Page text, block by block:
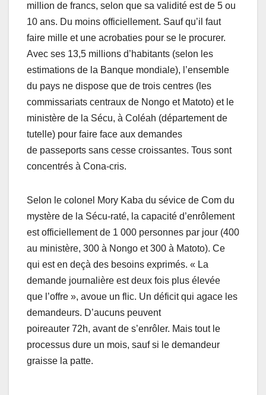
million de francs, selon que sa validité est de 5 ou
10 ans. Du moins officiellement. Sauf qu’il faut
faire mille et une acrobaties pour se le procurer.
Avec ses 13,5 millions d’habitants (selon les
estimations de la Banque mondiale), l’ensemble
du pays ne dispose que de trois centres (les
commissariats centraux de Nongo et Matoto) et le
ministère de la Sécu, à Coléah (département de
tutelle) pour faire face aux demandes
de passeports sans cesse croissantes. Tous sont
concentrés à Cona-cris.
Selon le colonel Mory Kaba du sévice de Com du
mystère de la Sécu-raté, la capacité d’enrôlement
est officiellement de 1 000 personnes par jour (400
au ministère, 300 à Nongo et 300 à Matoto). Ce
qui est en deçà des besoins exprimés. « La
demande journalière est deux fois plus élevée
que l’offre », avoue un flic. Un déficit qui agace les
demandeurs. D’aucuns peuvent
poireauter 72h, avant de s’enrôler. Mais tout le
processus dure un mois, sauf si le demandeur
graisse la patte.